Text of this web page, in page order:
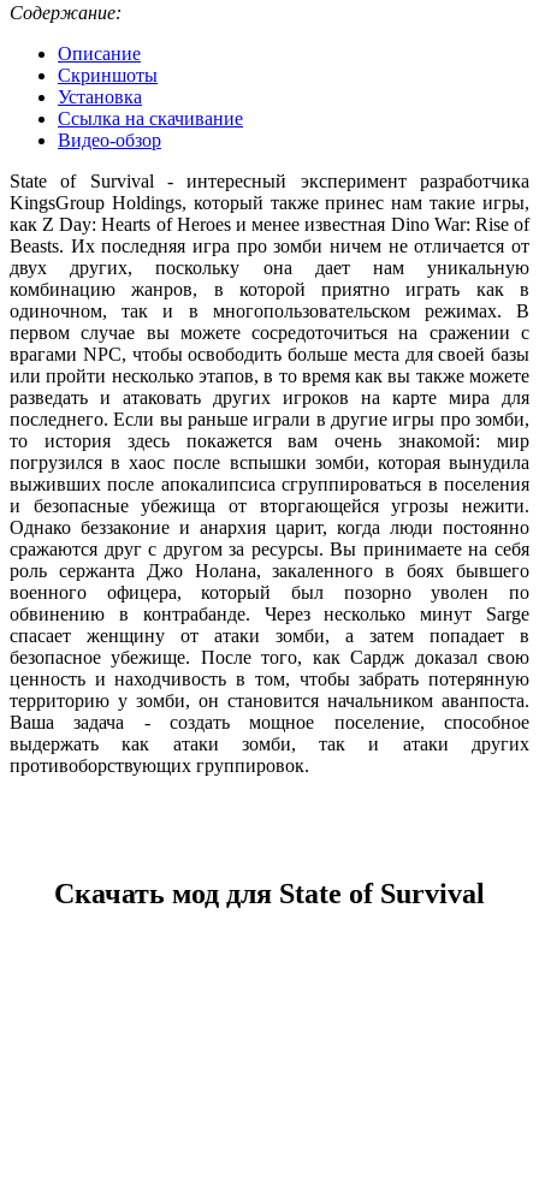
Содержание:
Описание
Скриншоты
Установка
Ссылка на скачивание
Видео-обзор
State of Survival - интересный эксперимент разработчика
KingsGroup Holdings, который также принес нам такие игры,
как Z Day: Hearts of Heroes и менее известная Dino War: Rise of
Beasts. Их последняя игра про зомби ничем не отличается от
двух других, поскольку она дает нам уникальную
комбинацию жанров, в которой приятно играть как в
одиночном, так и в многопользовательском режимах. В
первом случае вы можете сосредоточиться на сражении с
врагами NPC, чтобы освободить больше места для своей базы
или пройти несколько этапов, в то время как вы также можете
разведать и атаковать других игроков на карте мира для
последнего. Если вы раньше играли в другие игры про зомби,
то история здесь покажется вам очень знакомой: мир
погрузился в хаос после вспышки зомби, которая вынудила
выживших после апокалипсиса сгруппироваться в поселения
и безопасные убежища от вторгающейся угрозы нежити.
Однако беззаконие и анархия царит, когда люди постоянно
сражаются друг с другом за ресурсы. Вы принимаете на себя
роль сержанта Джо Нолана, закаленного в боях бывшего
военного офицера, который был позорно уволен по
обвинению в контрабанде. Через несколько минут Sarge
спасает женщину от атаки зомби, а затем попадает в
безопасное убежище. После того, как Сардж доказал свою
ценность и находчивость в том, чтобы забрать потерянную
территорию у зомби, он становится начальником аванпоста.
Ваша задача - создать мощное поселение, способное
выдержать как атаки зомби, так и атаки других
противоборствующих группировок.
Скачать мод для State of Survival